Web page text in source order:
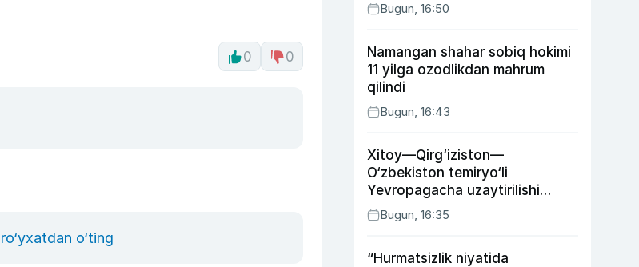
0 0
ro‘yxatdan o‘ting
Bugun, 16:50
Namangan shahar sobiq hokimi
11 yilga ozodlikdan mahrum
qilindi
Bugun, 16:43
Xitoy—Qirg‘iziston—
O‘zbekiston temiryo‘li
Yevropagacha uzaytirilishi
mumkin
Bugun, 16:35
“Hurmatsizlik niyatida